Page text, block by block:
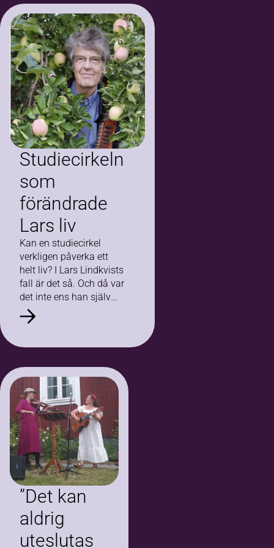
Studiecirkeln
som
förändrade
Lars liv
Kan en studiecirkel
verkligen påverka ett
helt liv? I Lars Lindkvists
fall är det så. Och då var
det inte ens han själv
som gick studiecirkeln –
det var hans…
”Det kan
aldrig
uteslutas